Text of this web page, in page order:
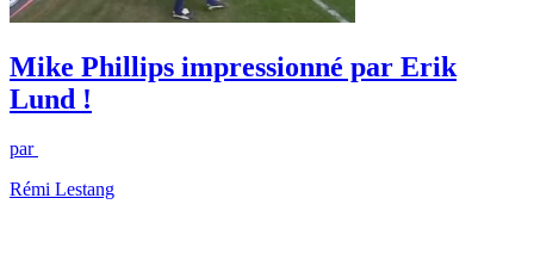
Mike Phillips impressionné par Erik
Lund !
par
Rémi Lestang